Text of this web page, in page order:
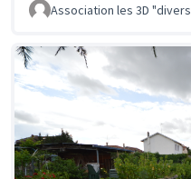
Association les 3D